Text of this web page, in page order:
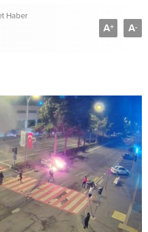
Haber
A+ A-